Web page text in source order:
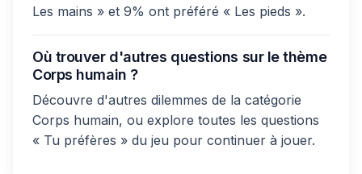
Les mains » et 9% ont préféré « Les pieds ».
Où trouver d'autres questions sur le thème
Corps humain ?
Découvre d'autres dilemmes de la catégorie
Corps humain, ou explore toutes les questions
« Tu préfères » du jeu pour continuer à jouer.